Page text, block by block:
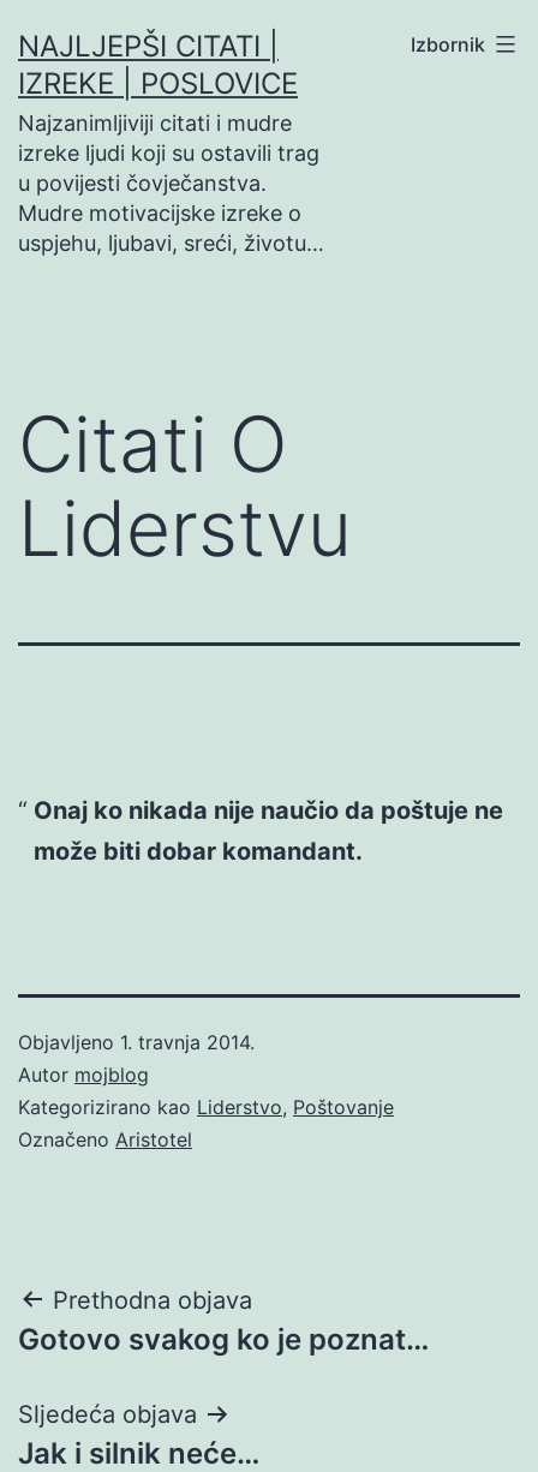
na
sadržaj
NAJLJEPŠI CITATI |
IZREKE | POSLOVICE
Najzanimljiviji citati i mudre
izreke ljudi koji su ostavili trag
u povijesti čovječanstva.
Mudre motivacijske izreke o
uspjehu, ljubavi, sreći, životu…
Izbornik
Citati O
Liderstvu
Onaj ko nikada nije naučio da poštuje ne
može biti dobar komandant.
Objavljeno 1. travnja 2014.
Autor mojblog
Kategorizirano kao Liderstvo, Poštovanje
Označeno Aristotel
Navigacija
objava
Prethodna objava
Gotovo svakog ko je poznat…
Sljedeća objava
Jak i silnik neće…